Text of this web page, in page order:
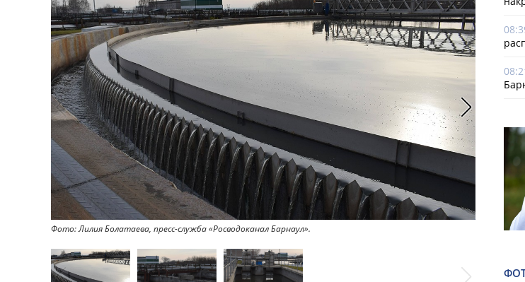
Фото: Лилия Болатаева, пресс-служба «Росводоканал Барнаул». Фото: